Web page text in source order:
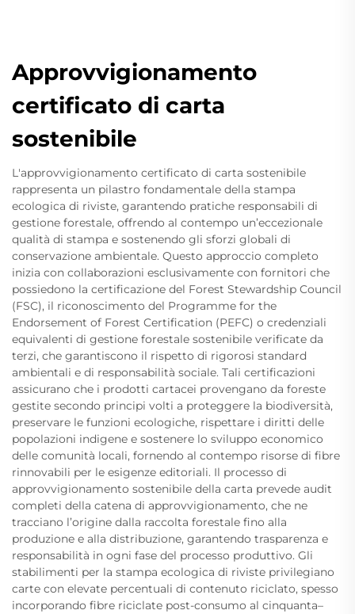
Approvvigionamento
certificato di carta
sostenibile
L'approvvigionamento certificato di carta sostenibile
rappresenta un pilastro fondamentale della stampa
ecologica di riviste, garantendo pratiche responsabili di
gestione forestale, offrendo al contempo un’eccezionale
qualità di stampa e sostenendo gli sforzi globali di
conservazione ambientale. Questo approccio completo
inizia con collaborazioni esclusivamente con fornitori che
possiedono la certificazione del Forest Stewardship Council
(FSC), il riconoscimento del Programme for the
Endorsement of Forest Certification (PEFC) o credenziali
equivalenti di gestione forestale sostenibile verificate da
terzi, che garantiscono il rispetto di rigorosi standard
ambientali e di responsabilità sociale. Tali certificazioni
assicurano che i prodotti cartacei provengano da foreste
gestite secondo principi volti a proteggere la biodiversità,
preservare le funzioni ecologiche, rispettare i diritti delle
popolazioni indigene e sostenere lo sviluppo economico
delle comunità locali, fornendo al contempo risorse di fibre
rinnovabili per le esigenze editoriali. Il processo di
approvvigionamento sostenibile della carta prevede audit
completi della catena di approvvigionamento, che ne
tracciano l’origine dalla raccolta forestale fino alla
produzione e alla distribuzione, garantendo trasparenza e
responsabilità in ogni fase del processo produttivo. Gli
stabilimenti per la stampa ecologica di riviste privilegiano
carte con elevate percentuali di contenuto riciclato, spesso
incorporando fibre riciclate post-consumo al cinquanta–